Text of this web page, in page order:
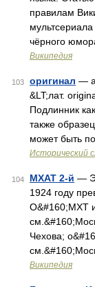
правилам
чёрного
Википедия
103 оригинал —
&LT;лат.
Подлинник
также
может быть
Исторический
104 МХАТ 2-й —
1924 году
О&#160;МXT
Чехова;
Википедия